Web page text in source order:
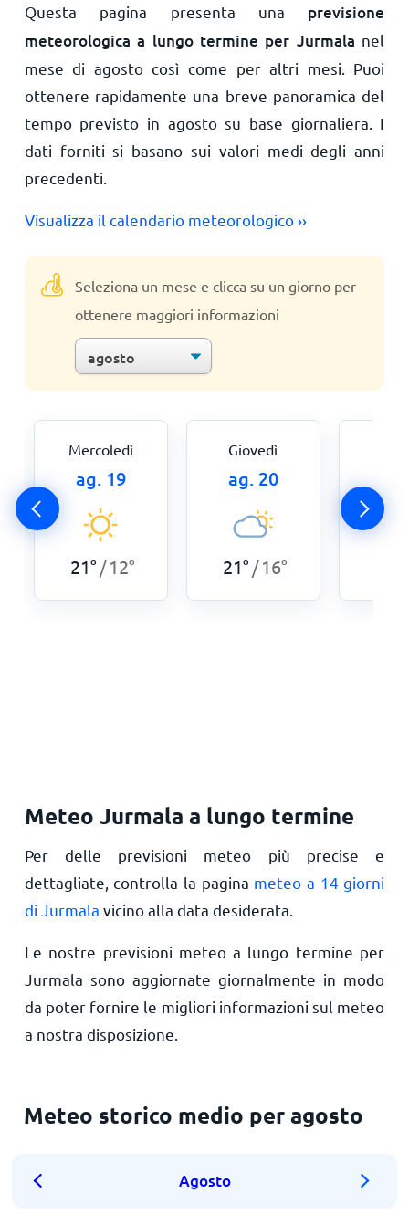
Questa pagina presenta una previsione
meteorologica a lungo termine per Jurmala nel
mese di agosto così come per altri mesi. Puoi
ottenere rapidamente una breve panoramica del
tempo previsto in agosto su base giornaliera. I
dati forniti si basano sui valori medi degli anni
precedenti.
Visualizza il calendario meteorologico ››
Seleziona un mese e clicca su un giorno per
ottenere maggiori informazioni
Mercoledì
ag. 19
21° /12°
Giovedì
ag. 20
21° /16°
Meteo Jurmala a lungo termine
Per delle previsioni meteo più precise e
dettagliate, controlla la pagina meteo a 14 giorni
di Jurmala vicino alla data desiderata.
Le nostre previsioni meteo a lungo termine per
Jurmala sono aggiornate giornalmente in modo
da poter fornire le migliori informazioni sul meteo
a nostra disposizione.
Meteo storico medio per agosto
Agosto